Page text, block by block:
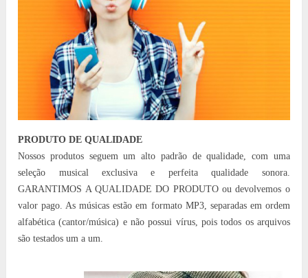
PRODUTO DE QUALIDADE
Nossos produtos seguem um alto padrão de qualidade, com uma
seleção musical exclusiva e perfeita qualidade sonora.
GARANTIMOS A QUALIDADE DO PRODUTO ou devolvemos o
valor pago. As músicas estão em formato MP3, separadas em ordem
alfabética (cantor/música) e não possui vírus, pois todos os arquivos
são testados um a um.